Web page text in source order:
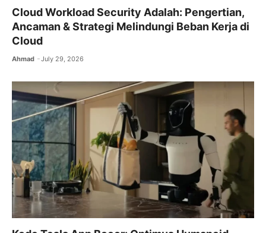
Cloud Workload Security Adalah: Pengertian,
Ancaman & Strategi Melindungi Beban Kerja di
Cloud
Ahmad July 29, 2026